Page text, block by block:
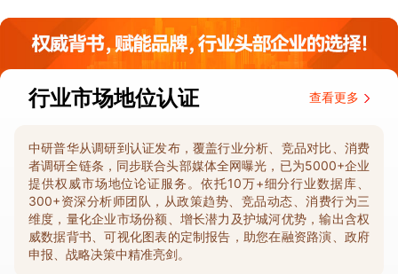
行业市场地位认证 查看更多
中研普华从调研到认证发布，覆盖行业分析、竞品对比、消费
者调研全链条，同步联合头部媒体全网曝光，已为5000+企业
提供权威市场地位论证服务。依托10万+细分行业数据库、
300+资深分析师团队，从政策趋势、竞品动态、消费行为三
维度，量化企业市场份额、增长潜力及护城河优势，输出含权
威数据背书、可视化图表的定制报告，助您在融资路演、政府
申报、战略决策中精准亮剑。